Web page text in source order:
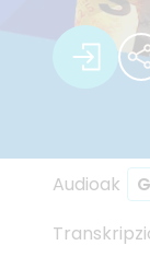
Audioak